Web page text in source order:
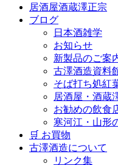
居酒屋酒蔵澤正宗
ブログ
日本酒雑学
お知らせ
新製品のご案
古澤酒造資料
そば打ち処紅
居酒屋・酒蔵
お勧めの飲食
寒河江・山形
🛒 お買物
古澤酒造について
リンク集